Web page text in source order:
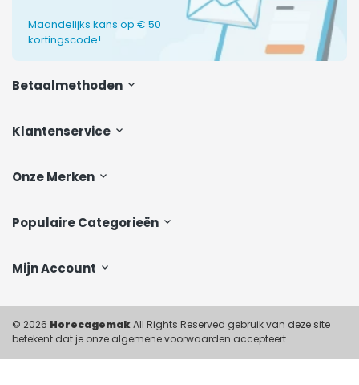
Klantenservice
Onze Merken
Populaire Categorieën
Mijn Account
Maandelijks kans op € 50
kortingscode!
Betaalmethoden
© 2026 HorecagemakAll Rights Reserved gebruik van deze site
betekent dat je onze algemene voorwaarden accepteert.